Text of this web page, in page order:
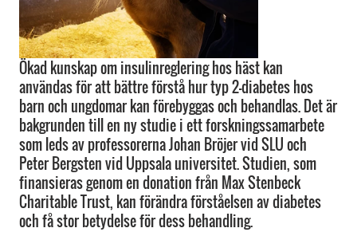
Ökad kunskap om insulinreglering hos häst kan
användas för att bättre förstå hur typ 2-diabetes hos
barn och ungdomar kan förebyggas och behandlas. Det är
bakgrunden till en ny studie i ett forskningssamarbete
som leds av professorerna Johan Bröjer vid SLU och
Peter Bergsten vid Uppsala universitet. Studien, som
finansieras genom en donation från Max Stenbeck
Charitable Trust, kan förändra förståelsen av diabetes
och få stor betydelse för dess behandling.